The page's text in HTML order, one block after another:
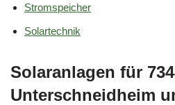
Stromspeicher
Solartechnik
Solaranlagen für
Unterschneidheim